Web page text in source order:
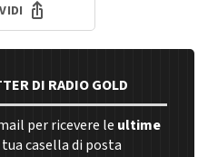
DI RADIO GOLD
per ricevere le ultime
casella di posta